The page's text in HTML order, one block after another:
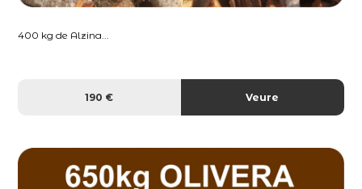
400 kg de Alzina...
190 € Veure